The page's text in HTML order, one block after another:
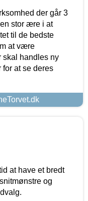
der går 3
stor ære i at
til de bedste
at være
skal handles ny
at se deres
at have et bredt
og